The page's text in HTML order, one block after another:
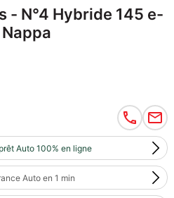
- N°4 Hybride 145 e-
Auto 100% en ligne
Auto en 1 min